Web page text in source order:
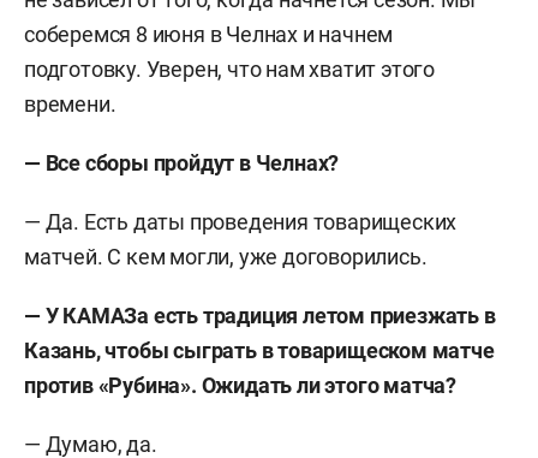
соберемся 8 июня в Челнах и начнем
подготовку. Уверен, что нам хватит этого
времени.
— Все сборы пройдут в Челнах?
— Да. Есть даты проведения товарищеских
матчей. С кем могли, уже договорились.
— У КАМАЗа есть традиция летом приезжать в
Казань, чтобы сыграть в товарищеском матче
против «Рубина». Ожидать ли этого матча?
— Думаю, да.